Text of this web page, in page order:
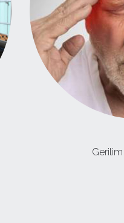
Gerilim